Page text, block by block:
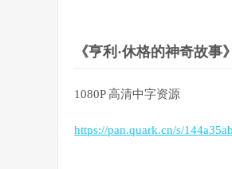
《亨利·休格的神奇故事
1080P 高清中字资源
https://pan.quark.cn/s/